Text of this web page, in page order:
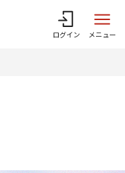
ログイン メニュー